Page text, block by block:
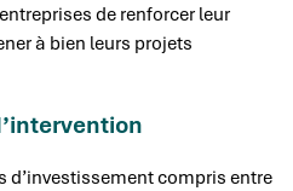
de renforcer leur
à bien leurs projets
d’investissement compris entre